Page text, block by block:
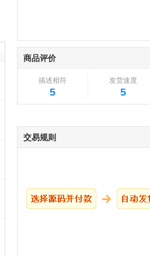
商品评价
描述相符
5
发货速度
5
交易规则